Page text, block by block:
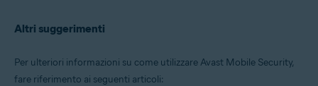
Altri suggerimenti
Per ulteriori informazioni su come utilizzare Avast Mobile Security,
fare riferimento ai seguenti articoli: